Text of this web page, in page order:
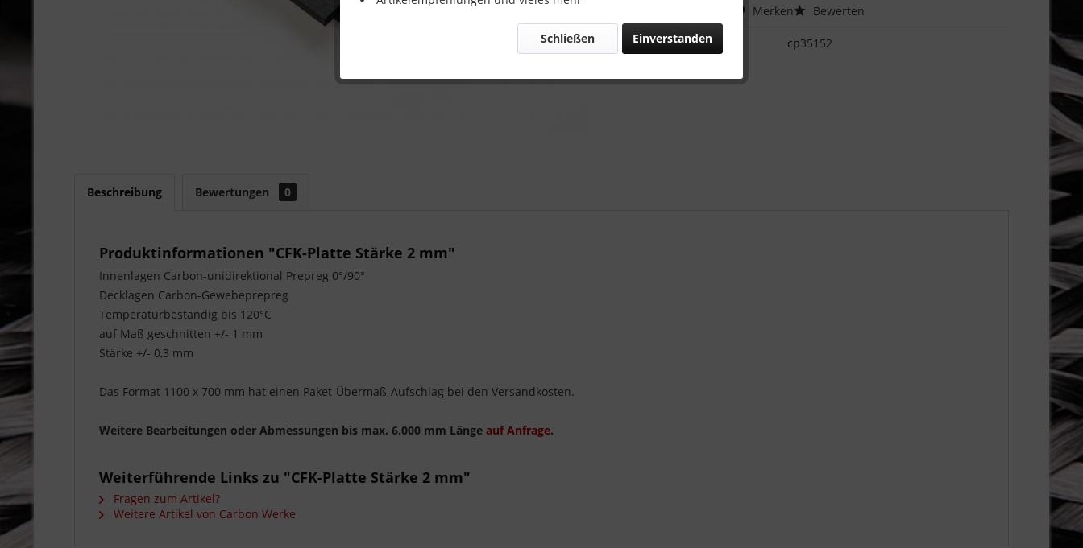
Merken Bewerten
Artikel-Nr.: cp35152
Beschreibung Bewertungen 0
Produktinformationen "CFK-Platte Stärke 2 mm"
Innenlagen Carbon-unidirektional Prepreg 0°/90°
Decklagen Carbon-Gewebeprepreg
Temperaturbeständig bis 120°C
auf Maß geschnitten +/- 1 mm
Stärke +/- 0,3 mm
Das Format 1100 x 700 mm hat einen Paket-Übermaß-Aufschlag bei den Versandkosten.
Weitere Bearbeitungen oder Abmessungen bis max. 6.000 mm Länge auf Anfrage.
Weiterführende Links zu "CFK-Platte Stärke 2 mm"
Fragen zum Artikel?
Weitere Artikel von Carbon Werke
Einverstanden
Schließen